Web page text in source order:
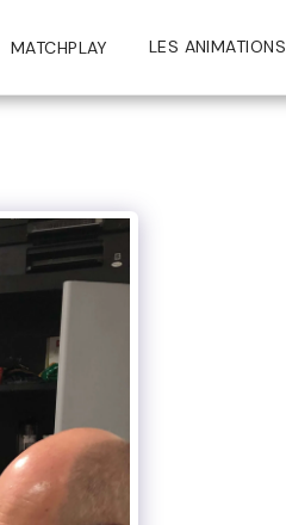
MATCHPLAY LES ANIMATIONS